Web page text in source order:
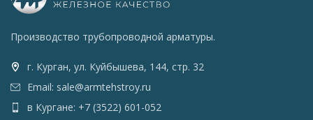
Производство трубопроводной арматуры.
г. Курган, ул. Куйбышева, 144, стр. 32
Email: sale@armtehstroy.ru
в Кургане: +7 (3522) 601-052